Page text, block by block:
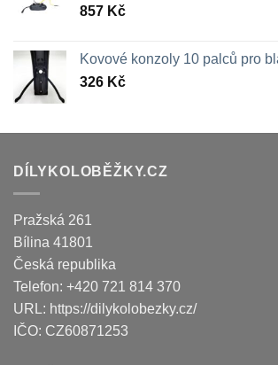
857 Kč
Kovové konzoly 10 palců pro
326 Kč
DÍLYKOLOBĚŽKY.CZ
Pražská 261
Bílina 41801
Česká republika
Telefon: +420 721 814 370
URL: https://dilykolobezky.cz/
IČO: CZ60871253